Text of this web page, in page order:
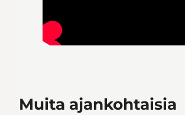
Muita ajankohtaisia